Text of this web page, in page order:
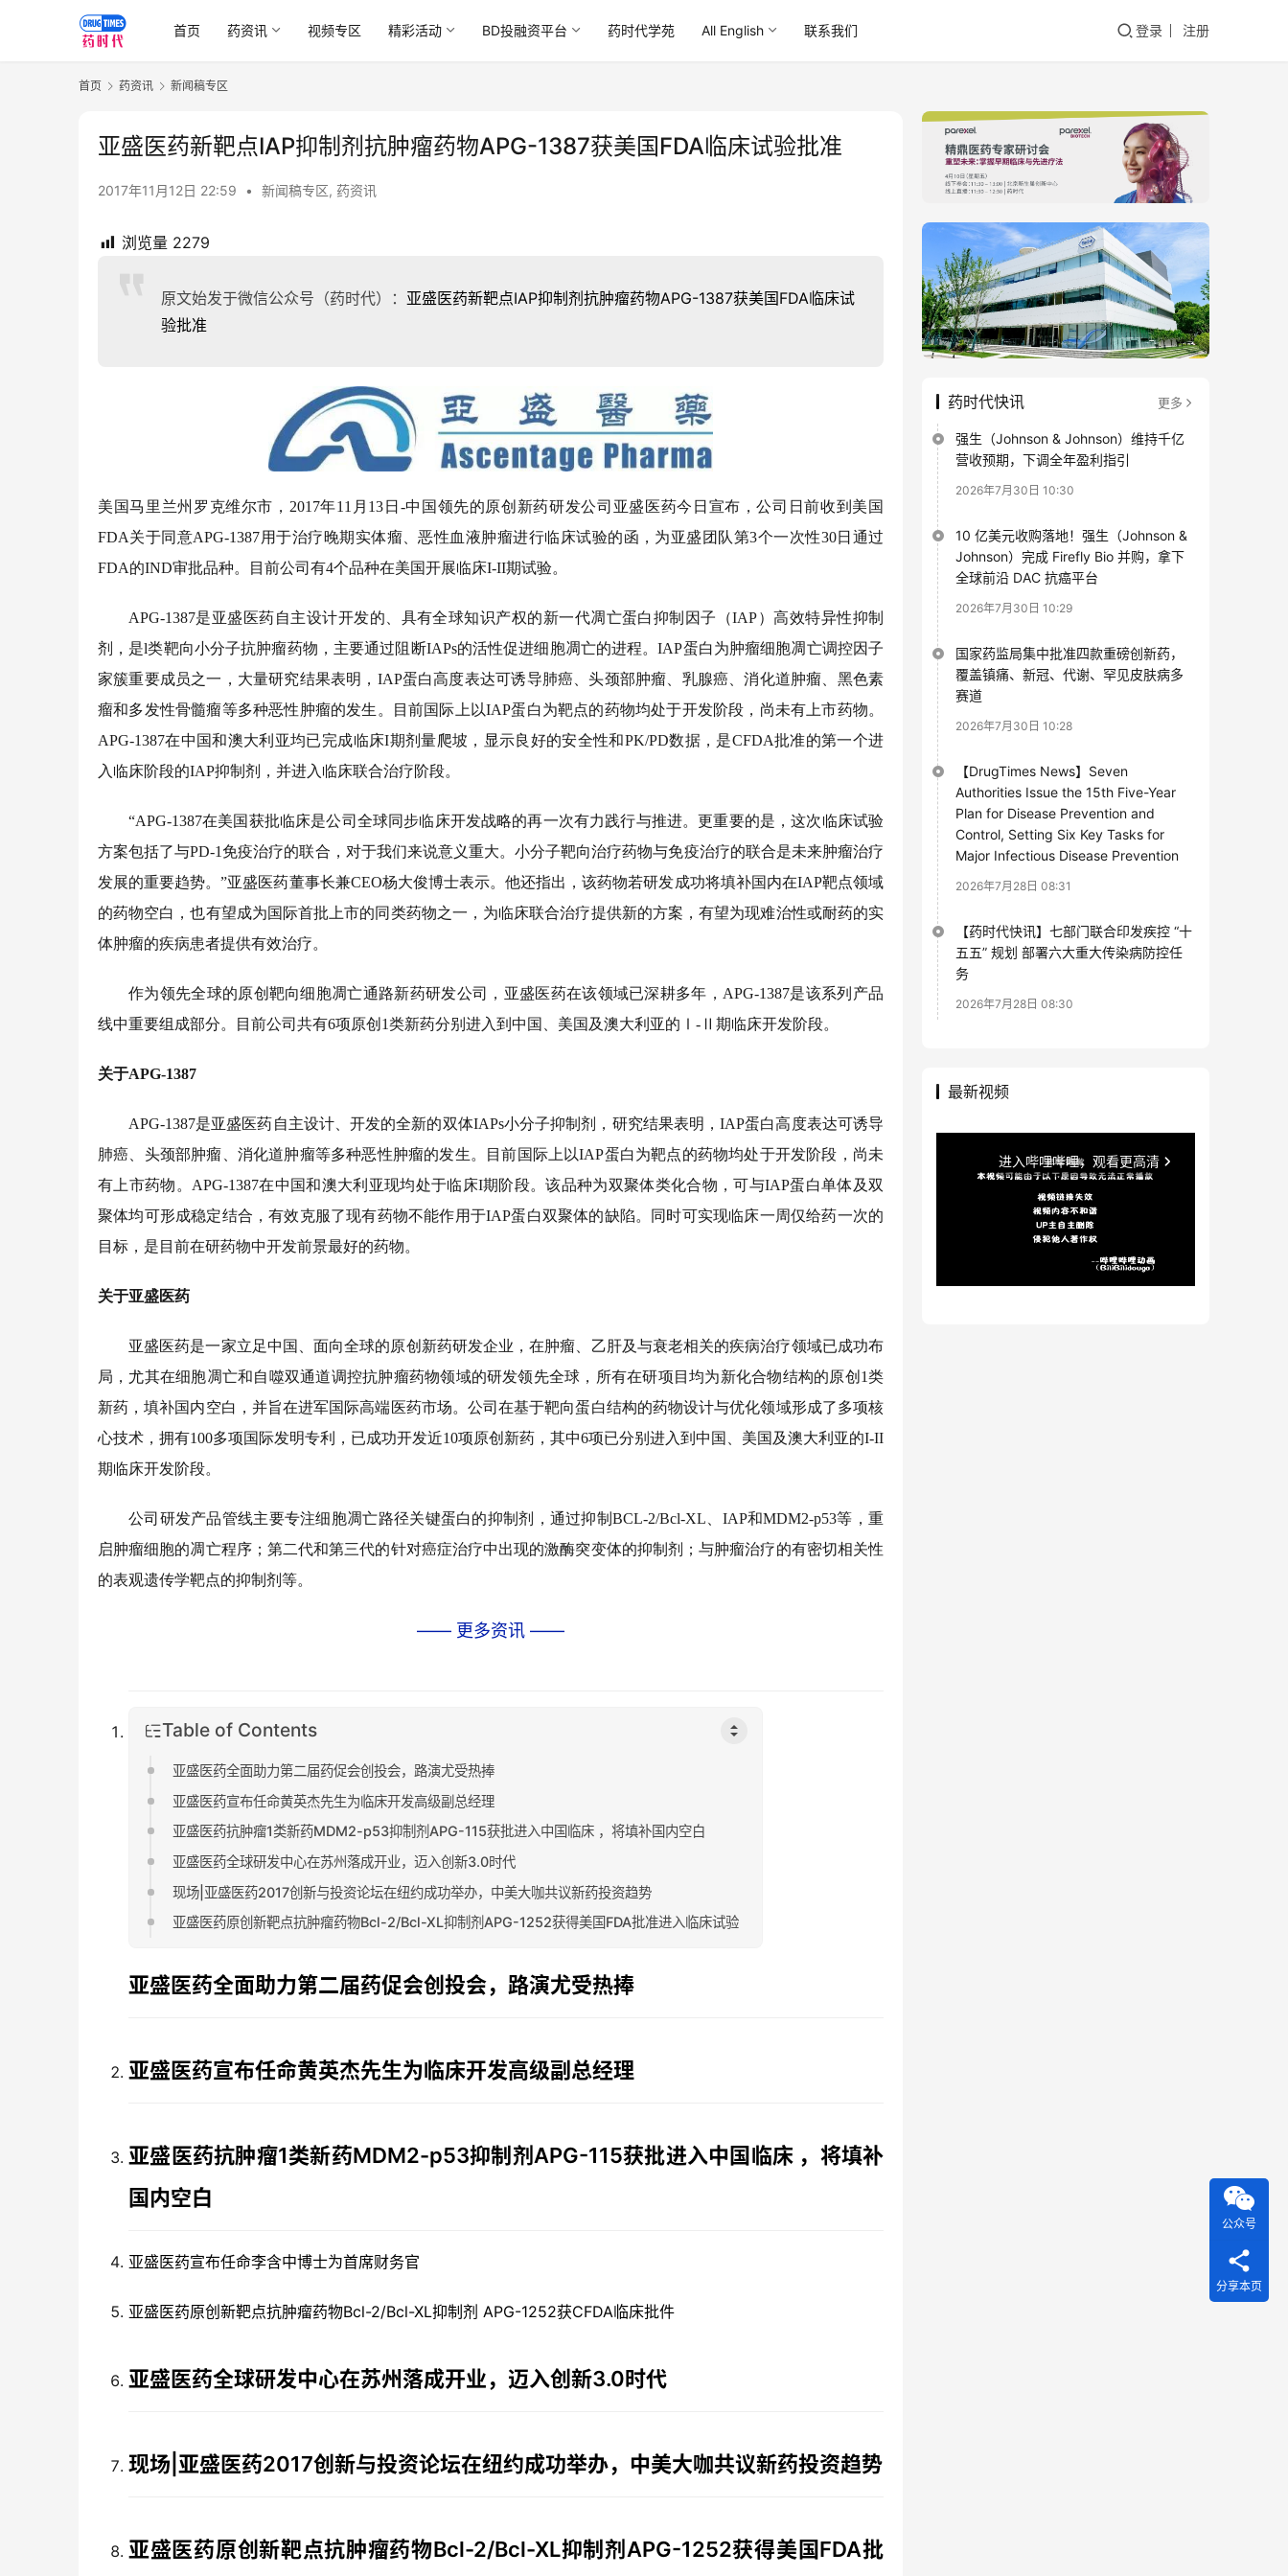
首页 药资讯 视频专区 精彩活动 BD投融资平台 药时代学苑 All English 联系我们 登录 注册
首页 药资讯 新闻稿专区
亚盛医药新靶点IAP抑制剂抗肿瘤药物APG-1387获美国FDA临床试验批准
2017年11月12日 22:59 • 新闻稿专区, 药资讯
浏览量 2279
原文始发于微信公众号（药时代）： 亚盛医药新靶点IAP抑制剂抗肿瘤药物APG-1387获美国FDA临床试
验批准
美国马里兰州罗克维尔市， 2017年11月13日-中国领先的原创新药研发公司亚盛医药今日宣布，公司日前收到美国
FDA关于同意APG-1387用于治疗晚期实体瘤、恶性血液肿瘤进行临床试验的函，为亚盛团队第3个一次性30日通过
FDA的IND审批品种。目前公司有4个品种在美国开展临床I-II期试验。
APG-1387是亚盛医药自主设计开发的、具有全球知识产权的新一代凋亡蛋白抑制因子（IAP）高效特异性抑制
剂，是l类靶向小分子抗肿瘤药物，主要通过阻断IAPs的活性促进细胞凋亡的进程。IAP蛋白为肿瘤细胞凋亡调控因子
家簇重要成员之一，大量研究结果表明，IAP蛋白高度表达可诱导肺癌、头颈部肿瘤、乳腺癌、消化道肿瘤、黑色素
瘤和多发性骨髓瘤等多种恶性肿瘤的发生。目前国际上以IAP蛋白为靶点的药物均处于开发阶段，尚未有上市药物。
APG-1387在中国和澳大利亚均已完成临床I期剂量爬坡，显示良好的安全性和PK/PD数据，是CFDA批准的第一个进
入临床阶段的IAP抑制剂，并进入临床联合治疗阶段。
“APG-1387在美国获批临床是公司全球同步临床开发战略的再一次有力践行与推进。更重要的是，这次临床试验
方案包括了与PD-1免疫治疗的联合，对于我们来说意义重大。小分子靶向治疗药物与免疫治疗的联合是未来肿瘤治疗
发展的重要趋势。”亚盛医药董事长兼CEO杨大俊博士表示。他还指出，该药物若研发成功将填补国内在IAP靶点领域
的药物空白，也有望成为国际首批上市的同类药物之一，为临床联合治疗提供新的方案，有望为现难治性或耐药的实
体肿瘤的疾病患者提供有效治疗。
作为领先全球的原创靶向细胞凋亡通路新药研发公司，亚盛医药在该领域已深耕多年， APG-1387是该系列产品
线中重要组成部分。目前公司共有6项原创1类新药分别进入到中国、美国及澳大利亚的Ⅰ-Ⅱ期临床开发阶段。
关于APG-1387
APG-1387是亚盛医药自主设计、开发的全新的双体IAPs小分子抑制剂，研究结果表明，IAP蛋白高度表达可诱导
肺癌、头颈部肿瘤、消化道肿瘤等多种恶性肿瘤的发生。目前国际上以IAP蛋白为靶点的药物均处于开发阶段，尚未
有上市药物。APG-1387在中国和澳大利亚现均处于临床I期阶段。该品种为双聚体类化合物，可与IAP蛋白单体及双
聚体均可形成稳定结合，有效克服了现有药物不能作用于IAP蛋白双聚体的缺陷。同时可实现临床一周仅给药一次的
目标，是目前在研药物中开发前景最好的药物。
关于亚盛医药
亚盛医药是一家立足中国、面向全球的原创新药研发企业，在肿瘤、乙肝及与衰老相关的疾病治疗领域已成功布
局，尤其在细胞凋亡和自噬双通道调控抗肿瘤药物领域的研发领先全球，所有在研项目均为新化合物结构的原创 1类
新药，填补国内空白，并旨在进军国际高端医药市场。公司在基于靶向蛋白结构的药物设计与优化领域形成了多项核
心技术，拥有100多项国际发明专利，已成功开发近10项原创新药，其中6项已分别进入到中国、美国及澳大利亚的I-II
期临床开发阶段。
公司研发产品管线主要专注细胞凋亡路径关键蛋白的抑制剂，通过抑制 BCL-2/Bcl-XL、IAP和MDM2-p53等，重
启肿瘤细胞的凋亡程序；第二代和第三代的针对癌症治疗中出现的激酶突变体的抑制剂；与肿瘤治疗的有密切相关性
的表观遗传学靶点的抑制剂等。
—— 更多资讯 ——
Table of Contents
亚盛医药全面助力第二届药促会创投会，路演尤受热捧
亚盛医药宣布任命黄英杰先生为临床开发高级副总经理
亚盛医药抗肿瘤1类新药MDM2-p53抑制剂APG-115获批进入中国临床 ，将填补国内空白
亚盛医药全球研发中心在苏州落成开业，迈入创新3.0时代
现场|亚盛医药2017创新与投资论坛在纽约成功举办，中美大咖共议新药投资趋势
亚盛医药原创新靶点抗肿瘤药物Bcl-2/Bcl-XL抑制剂APG-1252获得美国FDA批准进入临床试验
亚盛医药全面助力第二届药促会创投会，路演尤受热捧
亚盛医药宣布任命黄英杰先生为临床开发高级副总经理
亚盛医药抗肿瘤1类新药MDM2-p53抑制剂APG-115获批进入中国临床 ，将填补
国内空白
亚盛医药宣布任命李含中博士为首席财务官
亚盛医药原创新靶点抗肿瘤药物Bcl-2/Bcl-XL抑制剂 APG-1252获CFDA临床批件
亚盛医药全球研发中心在苏州落成开业，迈入创新3.0时代
现场|亚盛医药2017创新与投资论坛在纽约成功举办，中美大咖共议新药投资趋势
亚盛医药原创新靶点抗肿瘤药物Bcl-2/Bcl-XL抑制剂APG-1252获得美国FDA批
药时代快讯 更多
强生（Johnson & Johnson）维持千亿
营收预期，下调全年盈利指引
2026年7月30日 10:30
10 亿美元收购落地！强生（Johnson &
Johnson）完成 Firefly Bio 并购，拿下
全球前沿 DAC 抗癌平台
2026年7月30日 10:29
国家药监局集中批准四款重磅创新药，
覆盖镇痛、新冠、代谢、罕见皮肤病多
赛道
2026年7月30日 10:28
【DrugTimes News】Seven
Authorities Issue the 15th Five-Year
Plan for Disease Prevention and
Control, Setting Six Key Tasks for
Major Infectious Disease Prevention
2026年7月28日 08:31
【药时代快讯】七部门联合印发疾控 “十
五五” 规划 部署六大重大传染病防控任
务
2026年7月28日 08:30
最新视频
公众号
分享本页